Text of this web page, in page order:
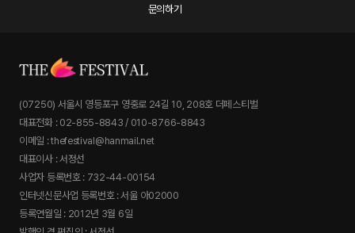
문의하기
(07250) 서울시 영등포구 영중로 24길 10, 208호 더페스티벌
대표전화 : 02-855-8843 / 010-8766-8843
이메일 : thefestival@hanmail.net
대표이사 : 서정선
사업자 등록번호 : 732-44-00154
인터넷신문사업 등록번호 : 서울 아02000
등록연월일 : 2012년 3월 6일